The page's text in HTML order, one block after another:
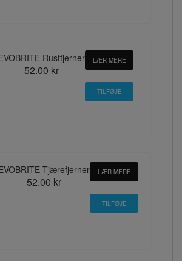
Rustfjerner
52.00 kr
LÆR MERE
Tjærefjerner
52.00 kr
LÆR MERE